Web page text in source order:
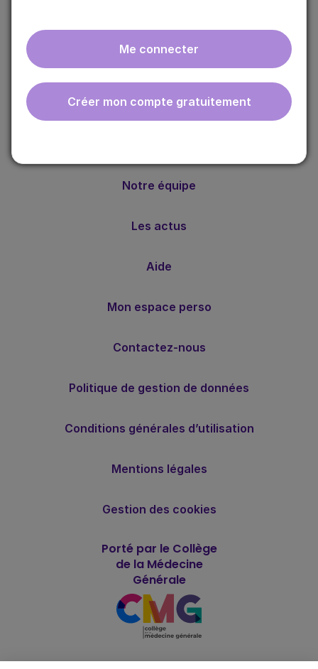
Me connecter
Créer mon compte gratuitement
ebmfrance est une base de connaissances médicales
gratuite adaptée à la pratique de la médecine générale.
Nos valeurs
Notre équipe
Les actus
Aide
Mon espace perso
Contactez-nous
Politique de gestion de données
Conditions générales d’utilisation
Mentions légales
Gestion des cookies
Porté par le Collège
de la Médecine
Générale